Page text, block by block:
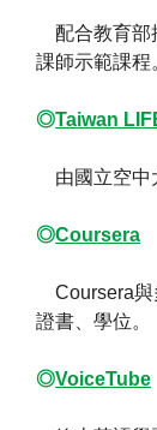
配合教育部
課師示範課程
◎Taiwan
由國立空中
◎Coursera
Coursera與
證書、學位。
◎VoiceTube